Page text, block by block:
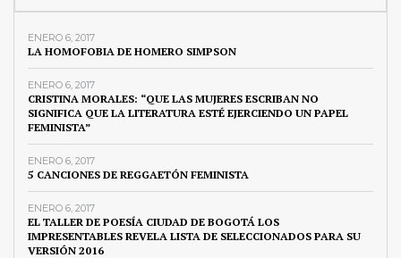
ENERO 6, 2017
LA HOMOFOBIA DE HOMERO SIMPSON
ENERO 6, 2017
CRISTINA MORALES: “QUE LAS MUJERES ESCRIBAN NO
SIGNIFICA QUE LA LITERATURA ESTÉ EJERCIENDO UN PAPEL
FEMINISTA”
ENERO 6, 2017
5 CANCIONES DE REGGAETÓN FEMINISTA
ENERO 6, 2017
EL TALLER DE POESÍA CIUDAD DE BOGOTÁ LOS
IMPRESENTABLES REVELA LISTA DE SELECCIONADOS PARA SU
VERSIÓN 2016